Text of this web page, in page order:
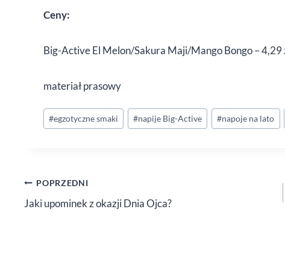
Ceny:
Big-Active El Melon/Sakura Maji/Mango Bongo – 4,29
materiał prasowy
Tagi
wpisu:
#egzotyczne smaki #napije Big-Active #napoje na lato
Nawigacja
wpisu
POPRZEDNI
Jaki upominek z okazji Dnia Ojca?